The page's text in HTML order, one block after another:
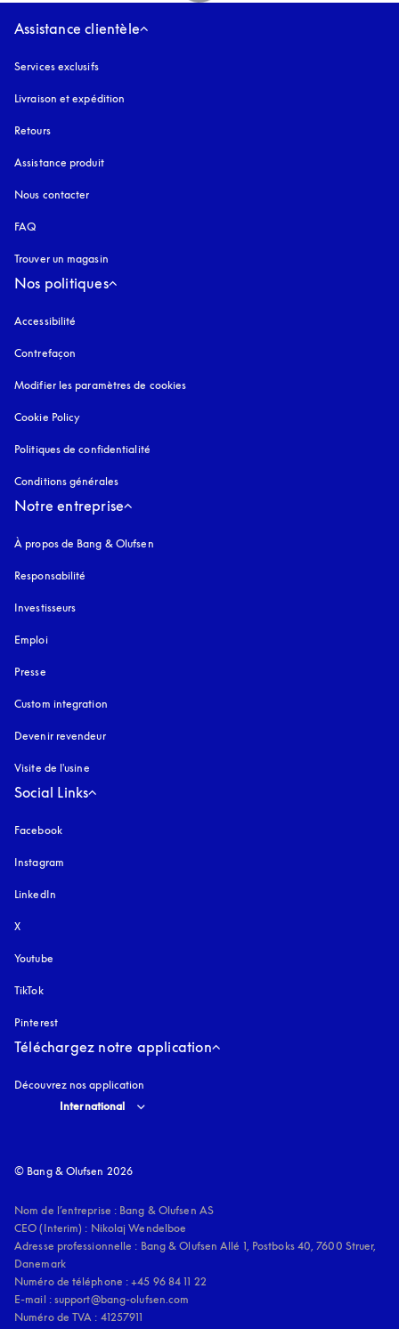
Assistance clientèle
Services exclusifs
Livraison et expédition
Retours
Assistance produit
Nous contacter
FAQ
Trouver un magasin
Nos politiques
Accessibilité
Contrefaçon
Modifier les paramètres de cookies
Cookie Policy
Politiques de confidentialité
Conditions générales
Notre entreprise
À propos de Bang & Olufsen
Responsabilité
Investisseurs
Emploi
Presse
Custom integration
Devenir revendeur
Visite de l'usine
Social Links
Facebook
Instagram
LinkedIn
X
Youtube
TikTok
Pinterest
Téléchargez notre application
Découvrez nos application
Select country and language
International
© Bang & Olufsen 2026
Nom de l’entreprise : Bang & Olufsen AS
CEO (Interim) : Nikolaj Wendelboe
Adresse professionnelle : Bang & Olufsen Allé 1, Postboks 40, 7600 Struer,
Danemark
Numéro de téléphone : +45 96 84 11 22
E-mail : support@bang-olufsen.com
Numéro de TVA : 41257911